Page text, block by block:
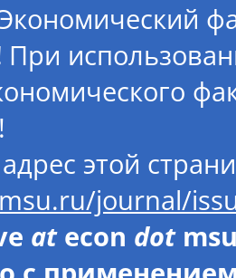
При
этой
journal/
atecon dot